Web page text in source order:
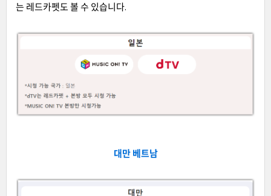
는 레드카펫도 볼 수 있습니다.
대만 베트남